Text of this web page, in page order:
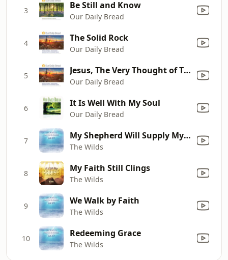
3 Be Still and Know
Our Daily Bread
4 The Solid Rock
Our Daily Bread
5 Jesus, The Very Thought of Thee
Our Daily Bread
6 It Is Well With My Soul
Our Daily Bread
7 My Shepherd Will Supply My Need
The Wilds
8 My Faith Still Clings
The Wilds
9 We Walk by Faith
The Wilds
10 Redeeming Grace
The Wilds